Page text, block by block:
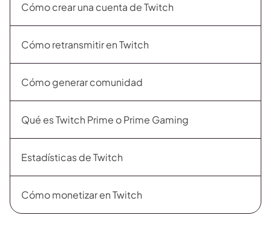
Cómo crear una cuenta de Twitch
Cómo retransmitir en Twitch
Cómo generar comunidad
Qué es Twitch Prime o Prime Gaming
Estadísticas de Twitch
Cómo monetizar en Twitch